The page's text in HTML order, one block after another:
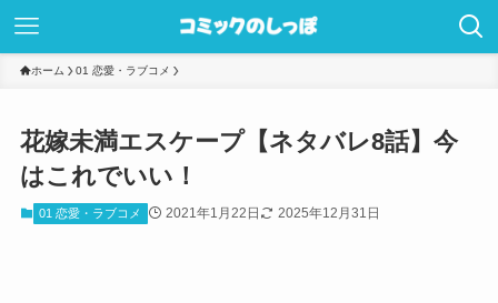
ホーム 01 恋愛・ラブコメ
花嫁未満エスケープ【ネタバレ8話】今
はこれでいい！
01 恋愛・ラブコメ 2021年1月22日 2025年12月31日